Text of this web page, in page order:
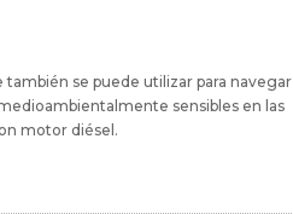
se puede utilizar para navegar
sensibles en las
motor diésel.